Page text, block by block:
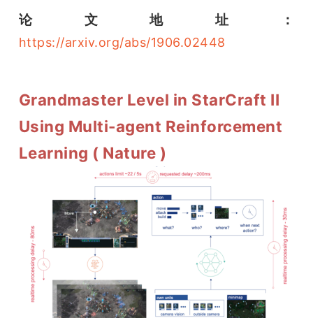
论文地址：
https://arxiv.org/abs/1906.02448
Grandmaster Level in StarCraft II
Using Multi-agent Reinforcement
Learning ( Nature )